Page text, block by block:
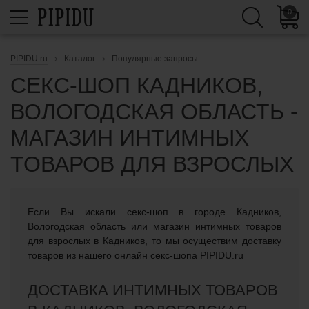
0
PIPIDU.ru Каталог Популярные запросы
СЕКС-ШОП КАДНИКОВ,
ВОЛОГОДСКАЯ ОБЛАСТЬ -
МАГАЗИН ИНТИМНЫХ
ТОВАРОВ ДЛЯ ВЗРОСЛЫХ
Если Вы искали cекс-шоп в городе Кадников,
Вологодская область или магазин интимных товаров
для взрослых в Кадников, то мы осуществим доставку
товаров из нашего онлайн секс-шопа PIPIDU.ru
ДОСТАВКА ИНТИМНЫХ ТОВАРОВ